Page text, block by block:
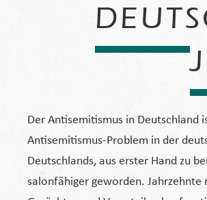
Der Antisemitismus in Deutschland
Antisemitismus-Problem in der
Deutschlands, aus erster Hand zu
salonfähiger geworden. Jahrzehnte